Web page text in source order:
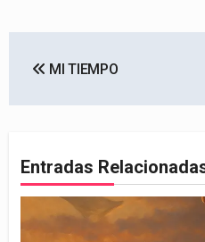
MI TIEMPO
Entradas